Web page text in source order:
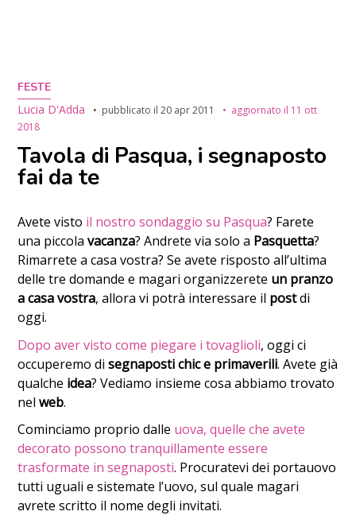
FESTE
Lucia D'Adda
pubblicato il20 apr 2011 aggiornato il 11 ott
2018
Tavola di Pasqua, i segnaposto
fai da te
Avete visto il nostro sondaggio su Pasqua? Farete
una piccolavacanza? Andrete via solo a Pasquetta?
Rimarrete a casa vostra? Se avete risposto all’ultima
delle tre domande e magari organizzerete un pranzo
a casa vostra, allora vi potrà interessare il postdi
oggi.
Dopo aver visto come piegare i tovaglioli, oggi ci
occuperemo di segnaposti chic e primaverili. Avete già
qualche idea? Vediamo insieme cosa abbiamo trovato
nelweb.
Cominciamo proprio dalle uova, quelle che avete
decorato possono tranquillamente essere
trasformate in segnaposti. Procuratevi dei portauovo
tutti uguali e sistemate l’uovo, sul quale magari
avrete scritto il nome degli invitati.